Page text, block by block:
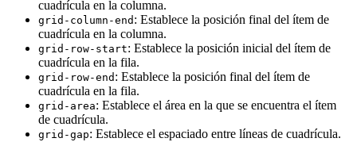
cuadrícula en la columna.
grid-column-end : Establece la posición final del ítem de
cuadrícula en la columna.
grid-row-start: Establece la posición inicial del ítem de
cuadrícula en la fila.
grid-row-end : Establece la posición final del ítem de
cuadrícula en la fila.
grid-area: Establece el área en la que se encuentra el ítem
de cuadrícula.
grid-gap: Establece el espaciado entre líneas de cuadrícula.